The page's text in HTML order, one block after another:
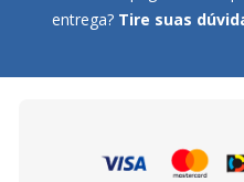
entrega? Tire suas